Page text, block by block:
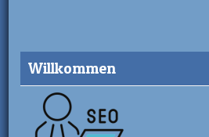
Willkommen